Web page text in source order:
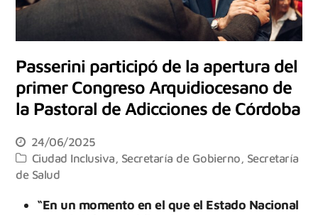
Passerini participó de la apertura del
primer Congreso Arquidiocesano de
la Pastoral de Adicciones de Córdoba
24/06/2025
Ciudad Inclusiva Secretaría de Gobierno Secretaría
de Salud
“En un momento en el que el Estado Nacional